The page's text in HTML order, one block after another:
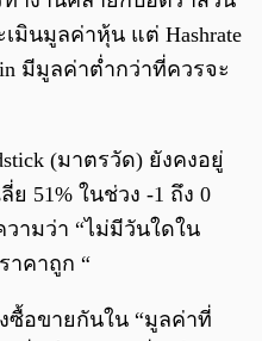
มินมูลค่าหุ้น แต่ Hashrate
มีมูลค่าต่ำกว่าที่ควรจะ
(มาตรวัด) ยังคงอยู่
ย 51% ในช่วง -1 ถึง 0
ามว่า “ไม่มีวันใดใน
าคาถูก “
ซื้อขายกันใน “มูลค่าที่